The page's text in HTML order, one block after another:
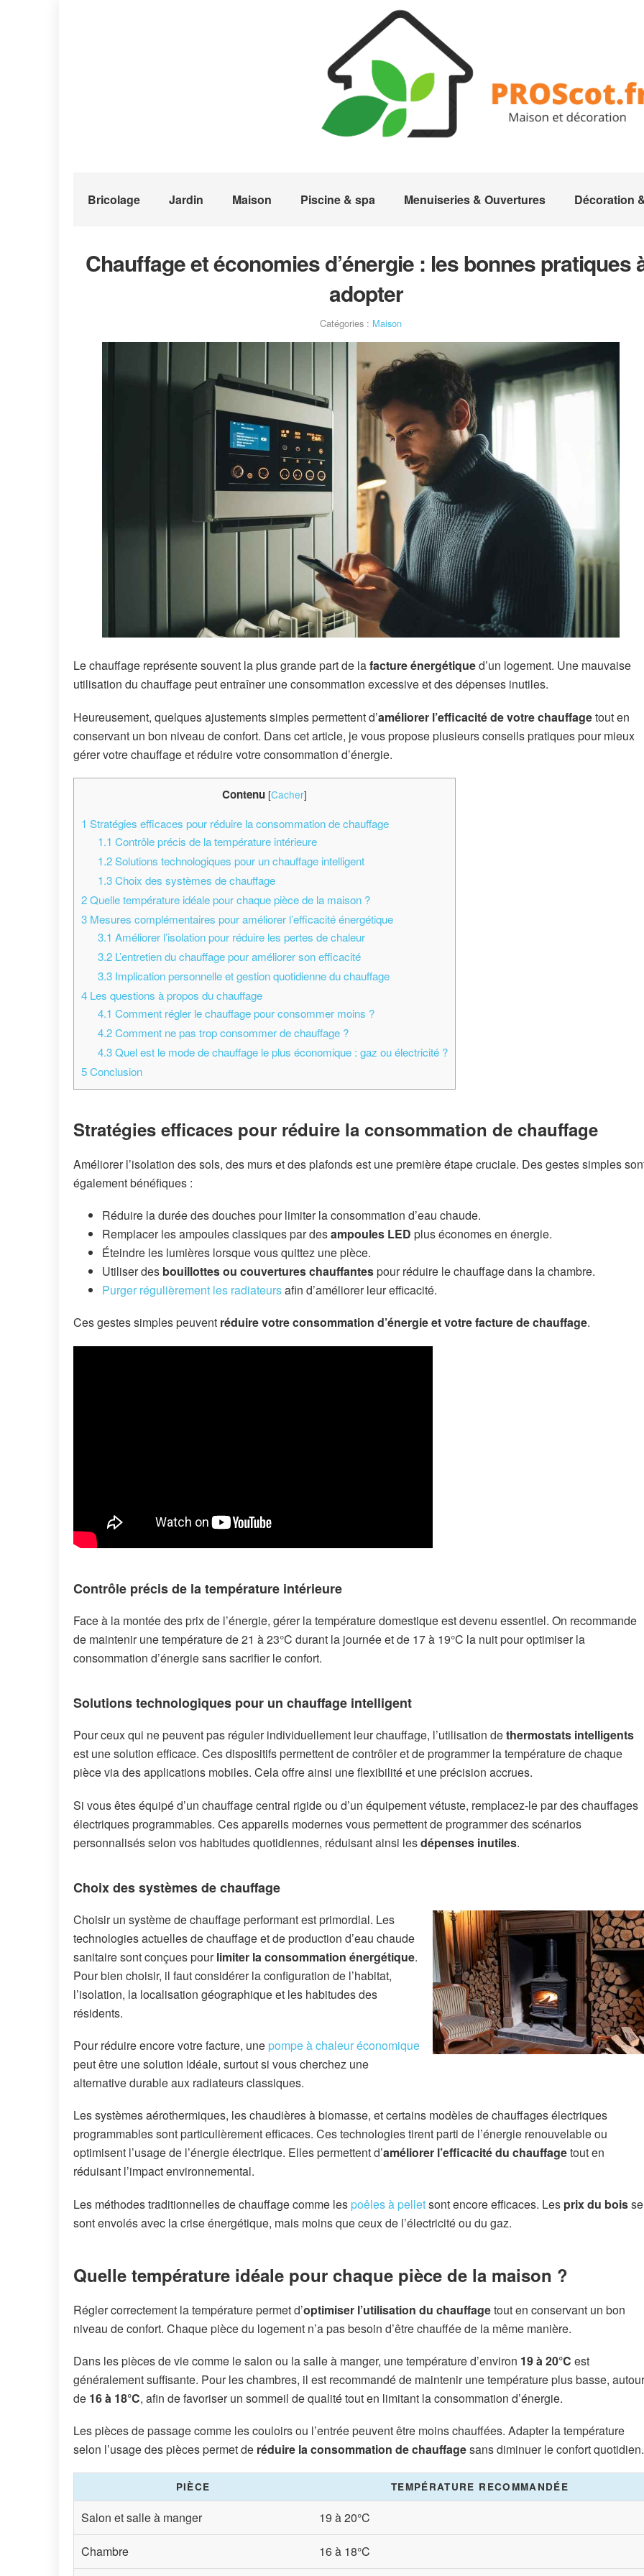
Bricolage Jardin Maison Piscine & spa Menuiseries & Ouvertures Décoration
Chauffage et économies d’énergie : les bonnes pratiques
adopter
Catégories : Maison
Le chauffage représente souvent la plus grande part de lafacture énergétiqued’un logement. Une mauvaise
utilisation du chauffage peut entraîner une consommation excessive et des dépenses inutiles.
Heureusement, quelques ajustements simples permettent d’améliorer l’efficacité de votre chauffagetout en
conservant un bon niveau de confort. Dans cet article, je vous propose plusieurs conseils pratiques pour mieux
gérer votre chauffage et réduire votre consommation d’énergie.
Contenu [Cacher]
1 Stratégies efficaces pour réduire la consommation de chauffage
1.1 Contrôle précis de la température intérieure
1.2Solutions technologiques pour un chauffage intelligent
1.3Choix des systèmes de chauffage
2Quelle température idéale pour chaque pièce de la maison ?
3 Mesures complémentaires pour améliorer l’efficacité énergétique
3.1 Améliorer l’isolation pour réduire les pertes de chaleur
3.2L’entretien du chauffage pour améliorer son efficacité
3.3Implication personnelle et gestion quotidienne du chauffage
4 Les questions à propos du chauffage
4.1 Comment régler le chauffage pour consommer moins ?
4.2Comment ne pas trop consommer de chauffage ?
4.3Quel est le mode de chauffage le plus économique : gaz ou électricité ?
5Conclusion
Stratégies efficaces pour réduire la consommation de chauffage
Améliorer l’isolation des sols, des murs et des plafonds est une première étape cruciale. Des gestes simples
également bénéfiques :
Réduire la durée des douches pour limiter la consommation d’eau chaude.
Remplacer les ampoules classiques par desampoules LED plus économes en énergie.
Éteindre les lumières lorsque vous quittez une pièce.
Utiliser des bouillottes ou couvertures chauffantespour réduire le chauffage dans la chambre.
Purger régulièrement les radiateursafin d’améliorer leur efficacité.
Ces gestes simples peuvent réduire votre consommation d’énergie et votre facture de chauffage.
Contrôle précis de la température intérieure
Face à la montée des prix de l’énergie, gérer la température domestique est devenu essentiel. On recommande
de maintenir une température de 21 à 23°C durant la journée et de 17 à 19°C la nuit pour optimiser la
consommation d’énergie sans sacrifier le confort.
Solutions technologiques pour un chauffage intelligent
Pour ceux qui ne peuvent pas réguler individuellement leur chauffage, l’utilisation dethermostats intelligents
est une solution efficace. Ces dispositifs permettent de contrôler et de programmer la température de chaque
pièce via des applications mobiles. Cela offre ainsi une flexibilité et une précision accrues.
Si vous êtes équipé d’un chauffage central rigide ou d’un équipement vétuste, remplacez-le par des chauffages
électriques programmables. Ces appareils modernes vous permettent de programmer des scénarios
personnalisés selon vos habitudes quotidiennes, réduisant ainsi lesdépenses inutiles.
Choix des systèmes de chauffage
Choisir un système de chauffage performant est primordial. Les
technologies actuelles de chauffage et de production d’eau chaude
sanitaire sont conçues pourlimiter la consommation énergétique.
Pour bien choisir, il faut considérer la configuration de l’habitat,
l’isolation, la localisation géographique et les habitudes des
résidents.
Pour réduire encore votre facture, une pompe à chaleur économique
peut être une solution idéale, surtout si vous cherchez une
alternative durable aux radiateurs classiques.
Les systèmes aérothermiques, les chaudières à biomasse, et certains modèles de chauffages électriques
programmables sont particulièrement efficaces. Ces technologies tirent parti de l’énergie renouvelable ou
optimisent l’usage de l’énergie électrique. Elles permettent d’améliorer l’efficacité du chauffagetout en
réduisant l’impact environnemental.
Les méthodes traditionnelles de chauffage comme les poêles à pelletsont encore efficaces. Les prix du boisse
sont envolés avec la crise énergétique, mais moins que ceux de l’électricité ou du gaz.
Quelle température idéale pour chaque pièce de la maison ?
Régler correctement la température permet d’optimiser l’utilisation du chauffagetout en conservant un bon
niveau de confort. Chaque pièce du logement n’a pas besoin d’être chauffée de la même manière.
Dans les pièces de vie comme le salon ou la salle à manger, une température d’environ 19 à 20°C est
généralement suffisante. Pour les chambres, il est recommandé de maintenir une température plus basse, autour
de 16 à 18°C, afin de favoriser un sommeil de qualité tout en limitant la consommation d’énergie.
Les pièces de passage comme les couloirs ou l’entrée peuvent être moins chauffées. Adapter la température
selon l’usage des pièces permet de réduire la consommation de chauffagesans diminuer le confort quotidien.
PIÈCE TEMPÉRATURE RECOMMANDÉE
Salon et salle à manger 19 à 20°C
Chambre 16 à 18°C